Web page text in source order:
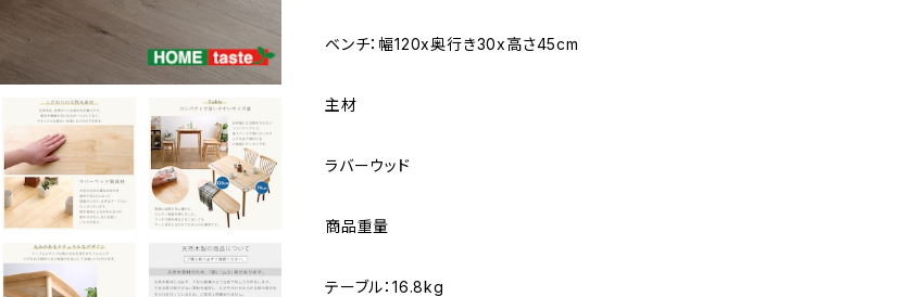
ベンチ：幅120x奥行き30x高さ45cm
主材
ラバーウッド
商品重量
テーブル：16.8kg